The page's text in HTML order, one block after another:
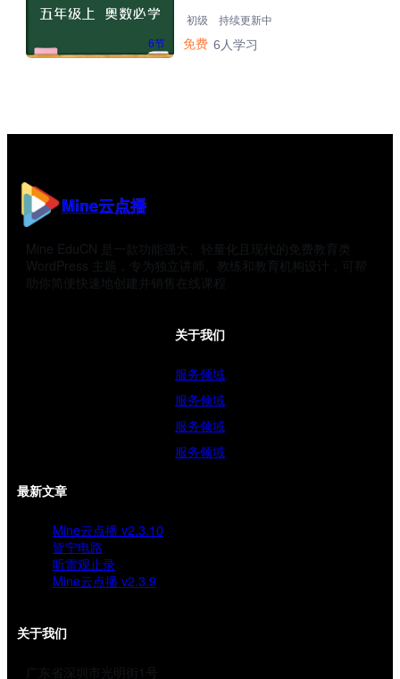
6节
初级 持续更新中
免费 6人学习
Mine云点播
Mine EduCN 是一款功能强大、轻量化且现代的免费教育类
WordPress 主题，专为独立讲师、教练和教育机构设计，可帮
助你简便快速地创建并销售在线课程
关于我们
服务领域
服务领域
服务领域
服务领域
最新文章
Mine云点播 v2.3.10
皆宁电路
听雷观止录
Mine云点播 v2.3.9
关于我们
广东省深圳市光明街1号